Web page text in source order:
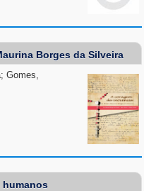
Borges da Silveira
Gomes,